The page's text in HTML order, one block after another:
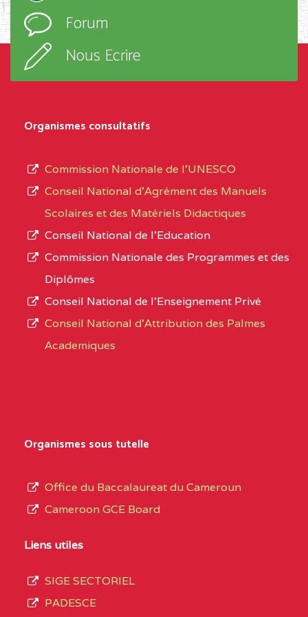
D'ENSEIGNEMENT
PROFESSIONNEL
(CEGEP) STE FOI BP
:4740 YAOUNDE
CENTRE
COLLEGE PANAFRICAIN
DE L'EXCELLENCE BP
CENTRE
COLLEGE PRIVE
CENTRE
COLLEGE PRIVE LAIC
SAINT MICHEL
CENTRE
d’enseignement,
type
L’offre
d’éducation
de
du
de
septembre
Forum
Nous Ecrire
Organismes consultatifs
Commission Nationale de l’UNESCO
Conseil National d’Agrément des Manuels
Scolaires et des Matériels Didactiques
Conseil National de l’Education
Commission Nationale des Programmes et des
Diplômes
Conseil National de l’Enseignement Privé
Conseil National d'Attribution des Palmes
Academiques
Organismes sous tutelle
Office du Baccalaureat du Cameroun
Cameroon GCE Board
Liens utiles
SIGE SECTORIEL
PADESCE